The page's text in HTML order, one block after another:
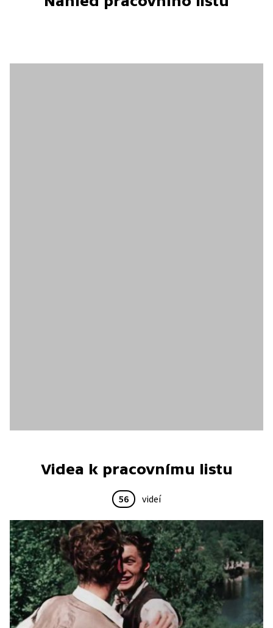
Videa k pracovnímu listu
56 videí